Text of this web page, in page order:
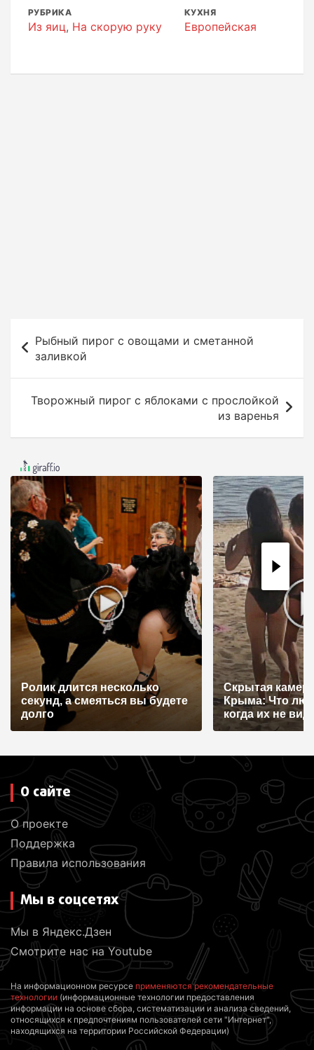
РУБРИКА
Из яиц, На скорую руку
КУХНЯ
Европейская
в
а
ц
и
я
п
о
з
а
п
и
с
я
м
Рыбный пирог c овощами и сметанной
заливкой
Творожный пирог с яблоками с прослойкой
из варенья
Ролик длится несколько
секунд, а смеяться вы будете
долго
Скрытая
Крыма: Что
когда их не
О сайте
О проекте
Поддержка
Правила использования
Мы в соцсетях
Мы в Яндекс.Дзен
Смотрите нас на Youtube
На информационном ресурсе применяются рекомендательные
технологии (информационные технологии предоставления
информации на основе сбора, систематизации и анализа сведений,
относящихся к предпочтениям пользователей сети "Интернет",
находящихся на территории Российской Федерации)